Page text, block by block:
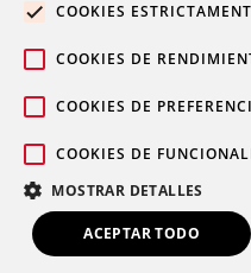
© 2026 Grupo Ribera |
Política
COOKIES
COOKIES DE
COOKIES DE
COOKIES DE
MOSTRAR DETALLES
ACEPTAR TODO